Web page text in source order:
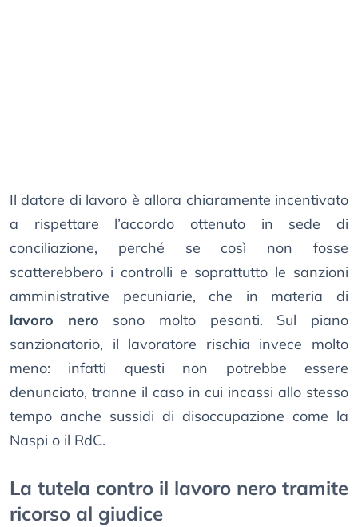
Il datore di lavoro è allora chiaramente incentivato
a rispettare l’accordo ottenuto in sede di
conciliazione, perché se così non fosse
scatterebbero i controlli e soprattutto le sanzioni
amministrative pecuniarie, che in materia di
lavoro nero sono molto pesanti. Sul piano
sanzionatorio, il lavoratore rischia invece molto
meno: infatti questi non potrebbe essere
denunciato, tranne il caso in cui incassi allo stesso
tempo anche sussidi di disoccupazione come la
Naspi o il RdC.
La tutela contro il lavoro nero tramite
ricorso al giudice